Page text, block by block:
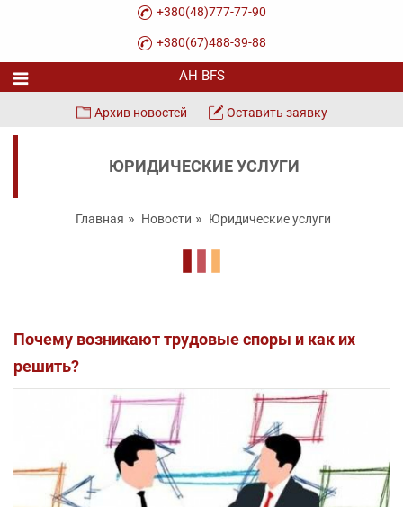
+380(48)777-77-90
+380(67)488-39-88
Архив новостей Оставить заявку
ЮРИДИЧЕСКИЕ УСЛУГИ
Главная Новости Юридические услуги
Почему возникают трудовые споры и как их
решить?